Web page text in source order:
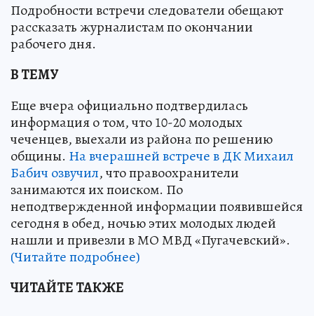
Подробности встречи следователи обещают
рассказать журналистам по окончании
рабочего дня.
В ТЕМУ
Еще вчера официально подтвердилась
информация о том, что 10-20 молодых
чеченцев, выехали из района по решению
общины. На вчерашней встрече в ДК Михаил
Бабич озвучил, что правоохранители
занимаются их поиском. По
неподтвержденной информации появившейся
сегодня в обед, ночью этих молодых людей
нашли и привезли в МО МВД «Пугачевский».
(Читайте подробнее)
ЧИТАЙТЕ ТАКЖЕ